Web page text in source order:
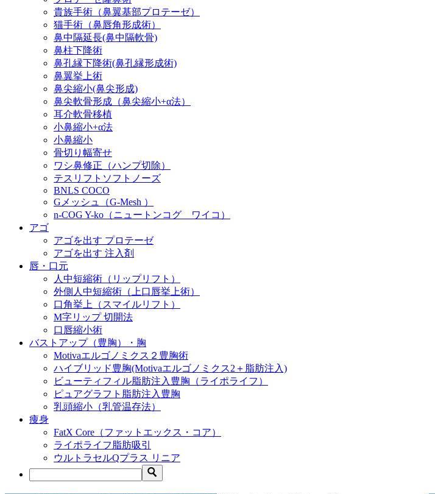
貴族手術（鼻翼基部プロテーゼ）
猫手術（鼻唇角形成術）
鼻中隔延長(鼻中隔軟骨)
鼻柱下降術
鼻孔縁下降術(鼻孔縁形成術)
鼻翼挙上術
鼻尖縮小(鼻尖形成)
鼻尖軟骨形成（鼻尖縮小+α法）
耳介軟骨移植
小鼻縮小+α法
小鼻縮小
骨切り幅寄せ
ワシ鼻修正（ハンプ切除）
テスリフトソフトノーズ
BNLS COCO
Gメッシュ（G-Mesh ）
n-COG Y-ko（ニュートンコグ ワイコ）
アゴ
アゴを出す プロテーゼ
アゴを出す 注入剤
唇・口元
人中短縮術（リップリフト）
外側人中短縮術（上口唇挙上術）
口角挙上（スマイルリフト）
M字リップ 切開法
口唇縮小術
バストアップ（豊胸）・胸
Motivaエルゴノミクス２豊胸術
ハイブリッド豊胸(Motivaエルゴノミクス2＋脂肪注入)
ビューティフィル脂肪注入豊胸（ライポライフ）
ピュアグラフト脂肪注入豊胸
乳頭縮小（乳管温存法）
痩身
FatX Core（ファットエックス・コア）
ライポライフ脂肪吸引
ウルトラセルQプラス リニア